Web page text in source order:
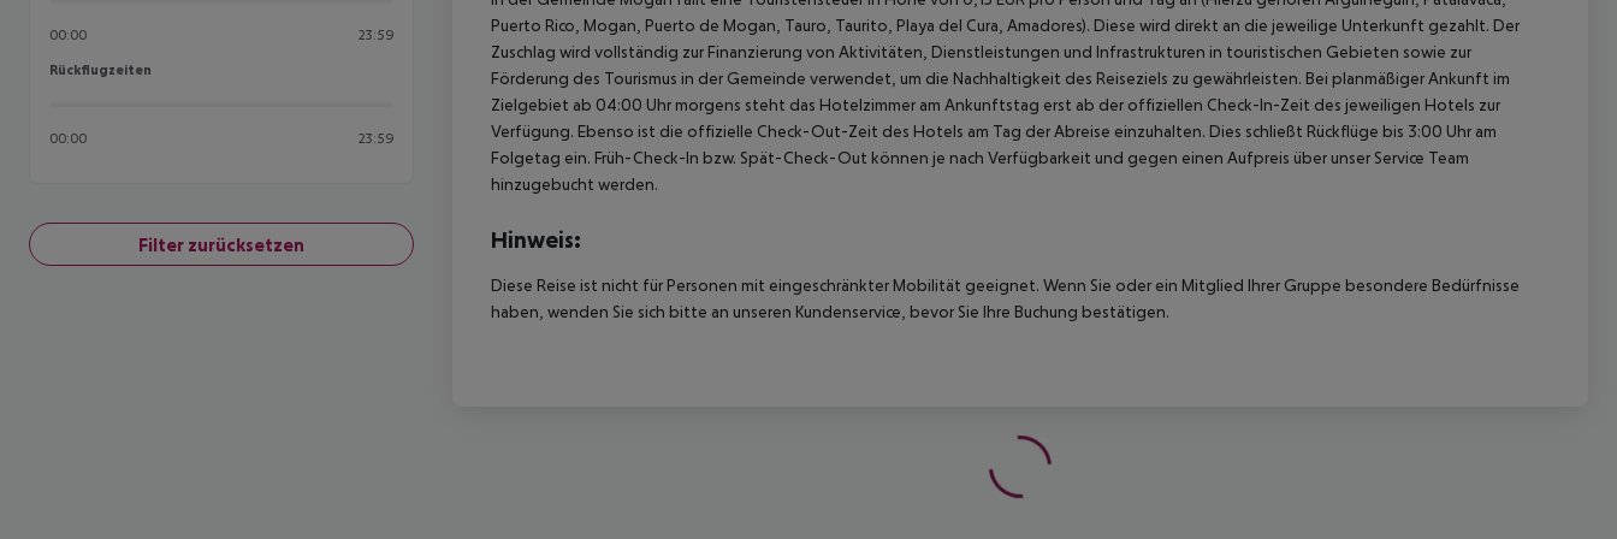
00:00 23:59
Rückflugzeiten
Rückflugzeiten
00:00 23:59
Filter zurücksetzen
Puerto Rico, Mogan, Puerto de Mogan, Tauro, Taurito, Playa del Cura, Amadores). Diese wird direkt an die jeweilige Unterkunft gezahlt. Der
Zuschlag wird vollständig zur Finanzierung von Aktivitäten, Dienstleistungen und Infrastrukturen in touristischen Gebieten sowie zur
Förderung des Tourismus in der Gemeinde verwendet, um die Nachhaltigkeit des Reiseziels zu gewährleisten. Bei planmäßiger Ankunft im
Zielgebiet ab 04:00 Uhr morgens steht das Hotelzimmer am Ankunftstag erst ab der offiziellen Check-In-Zeit des jeweiligen Hotels zur
Verfügung. Ebenso ist die offizielle Check-Out-Zeit des Hotels am Tag der Abreise einzuhalten. Dies schließt Rückflüge bis 3:00 Uhr am
Folgetag ein. Früh-Check-In bzw. Spät-Check-Out können je nach Verfügbarkeit und gegen einen Aufpreis über unser Service Team
hinzugebucht werden.
Hinweis:
Diese Reise ist nicht für Personen mit eingeschränkter Mobilität geeignet. Wenn Sie oder ein Mitglied Ihrer Gruppe besondere Bedürfnisse
haben, wenden Sie sich bitte an unseren Kundenservice, bevor Sie Ihre Buchung bestätigen.